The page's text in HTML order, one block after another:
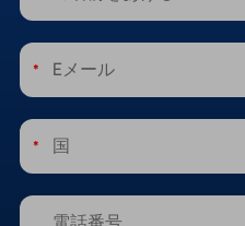
*
*